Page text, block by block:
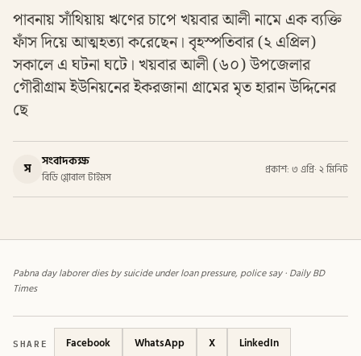
পাবনায় সাঁথিয়ায় ঋণের চাপে খয়বার আলী নামে এক ব্যক্তি
ফাঁস দিয়ে আত্মহত্যা করেছেন। বৃহস্পতিবার (২ এপ্রিল)
সকালে এ ঘটনা ঘটে। খয়বার আলী (৬০) উপজেলার
গৌরীগ্রাম ইউনিয়নের ইকরজানা গ্রামের মৃত হারান উদ্দিনের
ছে
স সংবাদকক্ষ
বিডি গ্লোবাল টাইমস
প্রকাশ: ৩ এপ্রি· ২ মিনিট
Pabna day laborer dies by suicide under loan pressure, police say · Daily BD
Times
SHARE Facebook WhatsApp X
LinkedIn